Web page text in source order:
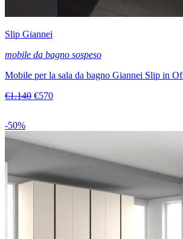
Slip Giannei
mobile da bagno sospeso
Mobile per la sala da bagno Giannei Slip in
€1.140 €570
-50%